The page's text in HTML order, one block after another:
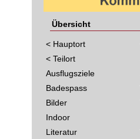
Übersicht
< Hauptort
< Teilort
Ausflugsziele
Badespass
Bilder
Indoor
Literatur